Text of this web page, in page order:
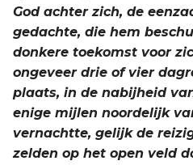
God achter zich, de
gedachte, die hem
donkere toekomst voor
ongeveer drie of vier
plaats, in de nabijheid
enige mijlen noordelijk
vernachtte, gelijk de
zelden op het open veld